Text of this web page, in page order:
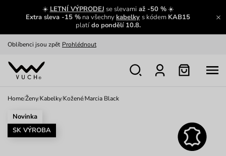
☀️ LETNÍ VÝPRODEJ se slevamiaž -50 %☀️
Extra sleva -15 % na všechnykabelky s kódem KAB15
platído pondělí 10.8.
Výměna a vrácení zdarma Zobrazit
Prohlédnout
Nech se inspirovat Ukázat
Home/Ženy/Kabelky/Kožené/Marcia Black
Novinka
SK VÝROBA